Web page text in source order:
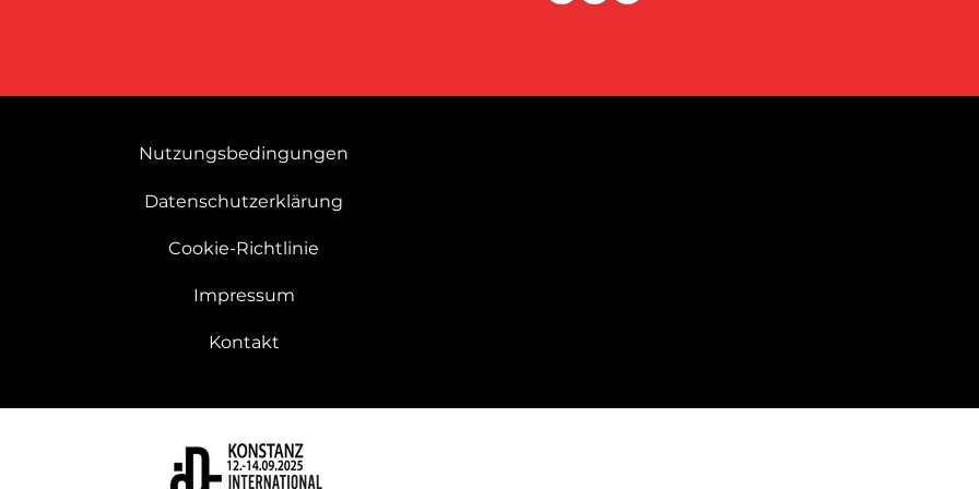
Nutzungsbedingungen
Datenschutzerklärung
Cookie-Richtlinie
Impressum
Kontakt